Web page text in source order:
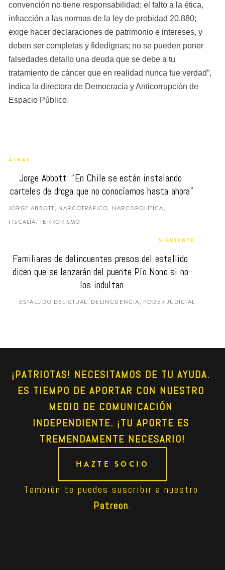
convención no tiene responsabilidad; el falto a la ética,
infracción a las normas de la ley de probidad 20.880;
exige hacer declaraciones de patrimonio e intereses, y
deben ser completas y fidedignas; no se pueden poner
falsedades detallo una deuda que se debe a tu
tratamiento de cáncer que en realidad nunca fue verdad”,
indica la directora de Democracia y Anticorrupción de
Espacio Público.
ATRÁS
Jorge Abbott: “En Chile se están instalando
carteles de droga que no conocíamos hasta ahora”
JORGE ABBOTT, NARCOTRÁFICO, NARCOPOLÍTICA,
FISCALÍA, TERRORISMO
SIGUIENTE
Familiares de delincuentes presos del estallido
dicen que se lanzarán del puente Pío Nono si no
los indultan
ESTALLIDO DELICTUAL, DELINCUENCIA, PODER JUDICIAL
¡PATRIOTAS! NECESITAMOS DE TU AYUDA.
ES TIEMPO DE APORTAR CON NUESTRO
MEDIO DE COMUNICACIÓN
INDEPENDIENTE. ¡TU APORTE ES
TREMENDAMENTE NECESARIO!
HAZTE SOCIO
Patreon.